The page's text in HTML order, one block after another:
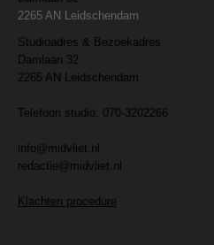
2265 AN Leidschendam
Studioadres & Bezoekadres
Damlaan 32
2265 AN Leidschendam
Telefoon studio: 070-3202266
info@midvliet.nl
redactie@midvliet.nl
Klachten procedure